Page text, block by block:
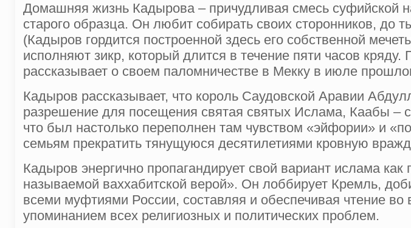
Домашняя жизнь Кадырова – причудливая смесь суфийской
старого образца. Он любит собирать своих сторонников, до
(Кадыров гордится построенной здесь его собственной
исполняют зикр, который длится в течение пяти часов
рассказывает о своем паломничестве в Мекку в июле
Кадыров рассказывает, что король Саудовской Аравии
разрешение для посещения святая святых Ислама, Каабы –
что был настолько переполнен там чувством «эйфории» и
семьям прекратить тянущуюся десятилетиями кровную
Кадыров энергично пропагандирует свой вариант ислама
называемой ваххабитской верой». Он лоббирует Кремль,
всеми муфтиями России, составляя и обеспечивая чтение
упоминанием всех религиозных и политических проблем.